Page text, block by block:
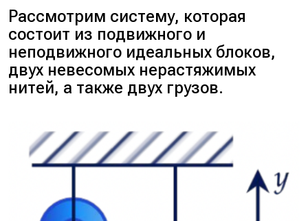
Рассмотрим систему, которая
состоит из подвижного и
неподвижного идеальных блоков,
двух невесомых нерастяжимых
нитей, а также двух грузов.